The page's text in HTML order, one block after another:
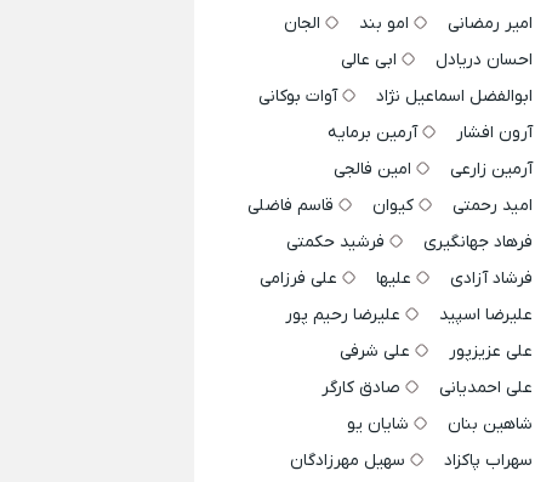
امیر رمضانی
امو بند
الجان
احسان دریادل
ابی عالی
ابوالفضل اسماعیل نژاد
آوات بوکانی
آرون افشار
آرمین برمایه
آرمین زارعی
امین فالجی
امید رحمتی
کیوان
قاسم فاضلی
فرهاد جهانگیری
فرشید حکمتی
فرشاد آزادی
علیها
علی فرزامی
علیرضا اسپید
علیرضا رحیم پور
علی عزیزپور
علی شرفی
علی احمدیانی
صادق کارگر
شاهین بنان
شایان یو
سهراب پاکزاد
سهیل مهرزادگان